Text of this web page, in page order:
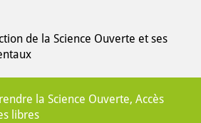
de la Science Ouverte et ses
la Science Ouverte, Accès
libres